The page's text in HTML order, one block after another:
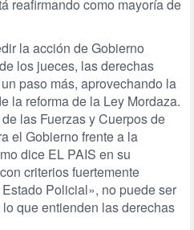
reafirmando como mayoría de
la acción de Gobierno
los jueces, las derechas
paso más, aprovechando la
la reforma de la Ley Mordaza.
las Fuerzas y Cuerpos de
el Gobierno frente a la
dice EL PAIS en su
criterios fuertemente
Policial», no puede ser
que entienden las derechas